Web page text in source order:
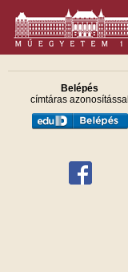
Belépés
címtáras azonosítással